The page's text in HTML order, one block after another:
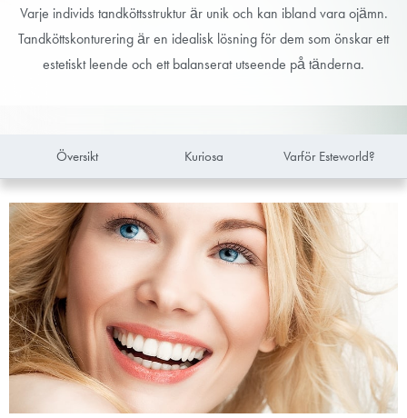
Varje individs tandköttsstruktur är unik och kan ibland vara ojämn.
Tandköttskonturering är en idealisk lösning för dem som önskar ett
estetiskt leende och ett balanserat utseende på tänderna.
Översikt Kuriosa Varför Esteworld?